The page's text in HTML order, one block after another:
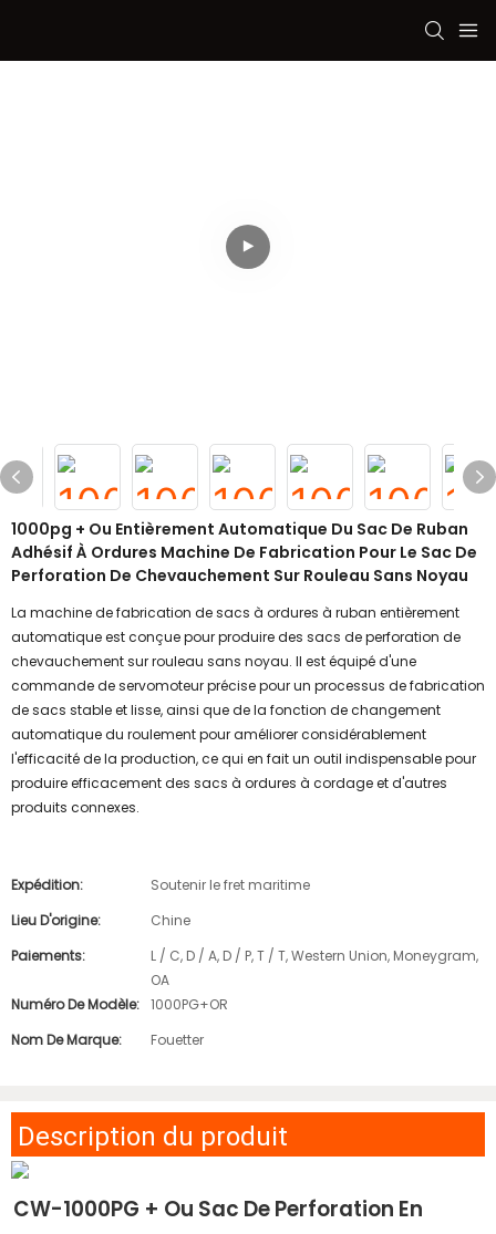
1000pg + Ou Entièrement Automatique Du Sac De Ruban
Adhésif À Ordures Machine De Fabrication Pour Le Sac De
Perforation De Chevauchement Sur Rouleau Sans Noyau
La machine de fabrication de sacs à ordures à ruban entièrement
automatique est conçue pour produire des sacs de perforation de
chevauchement sur rouleau sans noyau. Il est équipé d'une
commande de servomoteur précise pour un processus de fabrication
de sacs stable et lisse, ainsi que de la fonction de changement
automatique du roulement pour améliorer considérablement
l'efficacité de la production, ce qui en fait un outil indispensable pour
produire efficacement des sacs à ordures à cordage et d'autres
produits connexes.
Expédition:
Soutenir le fret maritime
Lieu D'origine:
Chine
Paiements:
L / C, D / A, D / P, T / T, Western Union, Moneygram,
OA
Numéro De Modèle: 1000PG+OR
Nom De Marque:
Fouetter
Description du produit
CW-1000PG + Ou Sac De Perforation En